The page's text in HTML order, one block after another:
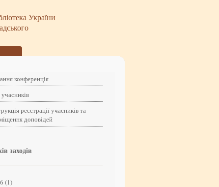
України
конференція
реєстрації учасників та
доповідей
заходів
(1)